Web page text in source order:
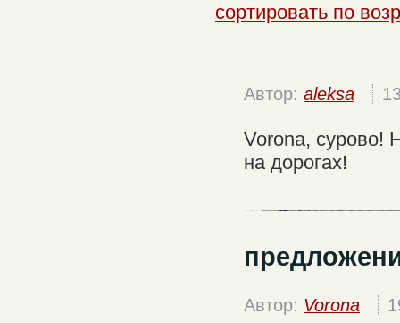
сортировать по
Автор: aleksa
Vorona, сурово!
на дорогах!
Автор: Vorona